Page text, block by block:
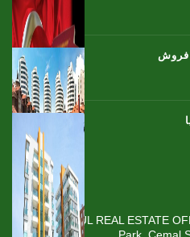
فروش
ISTANBUL REAL ESTATE